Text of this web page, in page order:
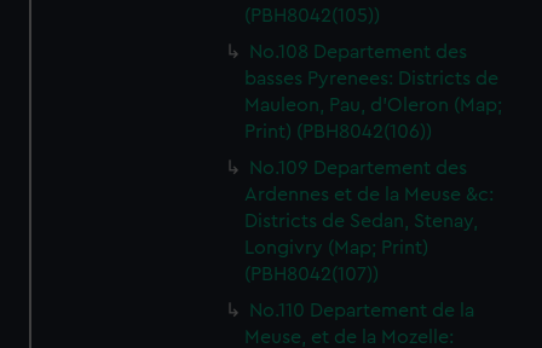
(PBH8042(105))
No.108 Departement des
basses Pyrenees: Districts de
Mauleon, Pau, d'Oleron (Map;
Print) (PBH8042(106))
No.109 Departement des
Ardennes et de la Meuse &c:
Districts de Sedan, Stenay,
Longivry (Map; Print)
(PBH8042(107))
No.110 Departement de la
Meuse, et de la Mozelle: